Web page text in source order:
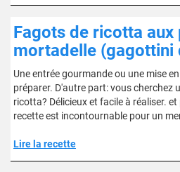
Fagots de ricotta aux
mortadelle (gagottini
Une entrée gourmande ou une mise
préparer. D'autre part: vous cherchez
ricotta? Délicieux et facile à réaliser.
recette est incontournable pour un
Lire la recette